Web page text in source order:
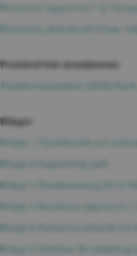
Revisorns rapport enl 7 §
Revisorns yttrande enl 8 kap.
Protokoll från årsstämman
Årsstämmoprotokoll SBAB Bank
Bilagor
Bilaga 1 Förordnande och
Bilaga 2 Dagordning (pdf)
Bilaga 3 Årsredovisning 2019
Bilaga 4 Revisorns rapport enl 7
Bilaga 5 Revisorns yttrande enl
Bilaga 6 Riktlinjer för ersättning